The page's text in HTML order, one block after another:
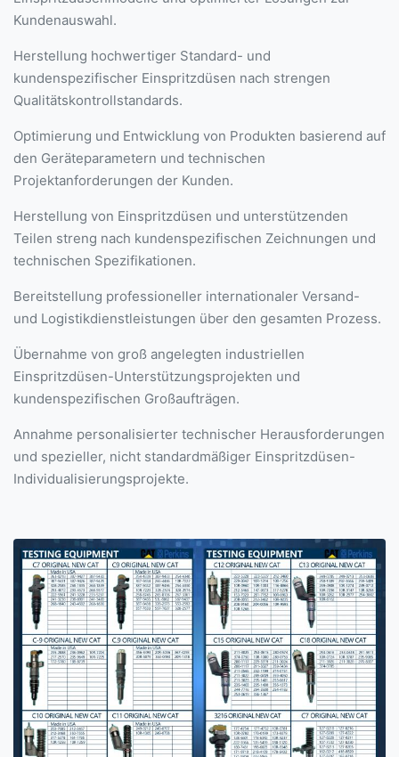
Kundenauswahl.
Herstellung hochwertiger Standard- und
kundenspezifischer Einspritzdüsen nach strengen
Qualitätskontrollstandards.
Optimierung und Entwicklung von Produkten basierend auf
den Geräteparametern und technischen
Projektanforderungen der Kunden.
Herstellung von Einspritzdüsen und unterstützenden
Teilen streng nach kundenspezifischen Zeichnungen und
technischen Spezifikationen.
Bereitstellung professioneller internationaler Versand-
und Logistikdienstleistungen über den gesamten Prozess.
Übernahme von groß angelegten industriellen
Einspritzdüsen-Unterstützungsprojekten und
kundenspezifischen Großaufträgen.
Annahme personalisierter technischer Herausforderungen
und spezieller, nicht standardmäßiger Einspritzdüsen-
Individualisierungsprojekte.